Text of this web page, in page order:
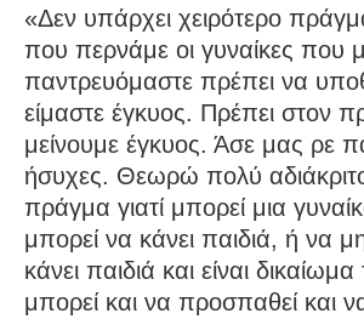
«Δεν υπάρχει χειρότερο
που περνάμε οι γυναίκες που
παντρευόμαστε πρέπει να
είμαστε έγκυος. Πρέπει στον
μείνουμε έγκυος. Άσε μας ρε
ήσυχες. Θεωρώ πολύ
πράγμα γιατί μπορεί μια
μπορεί να κάνει παιδιά, ή να
κάνει παιδιά και είναι
μπορεί και να προσπαθεί και